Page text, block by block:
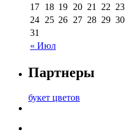
« Июл
17 18 19 20 21 22 23
24 25 26 27 28 29 30
31
Партнеры
букет цветов